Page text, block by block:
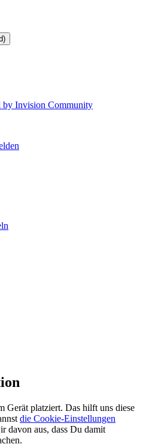
by Invision Community
Gerät platziert. Das hilft uns diese
die Cookie-Einstellungen
davon aus, dass Du damit